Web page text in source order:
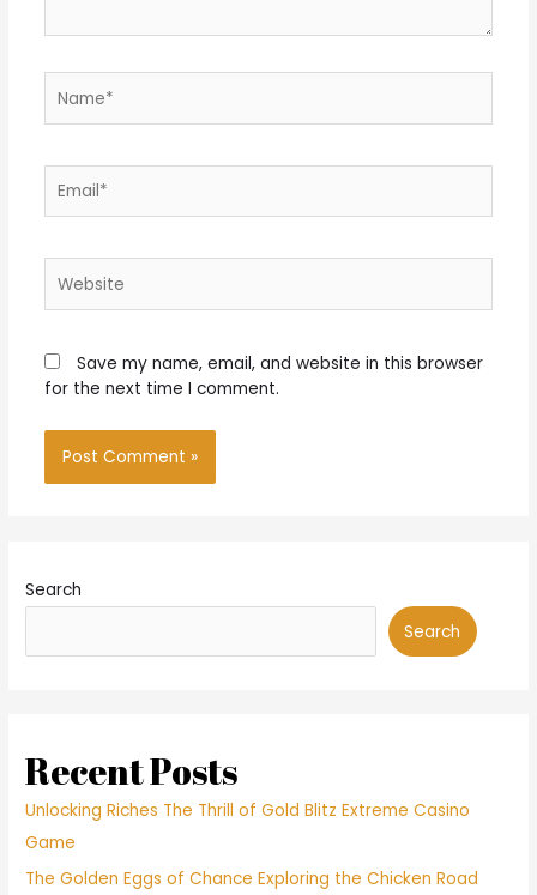
Save my name, email, and website in this browser
for the next time I comment.
Search
Search
Recent Posts
Unlocking Riches The Thrill of Gold Blitz Extreme Casino
Game
The Golden Eggs of Chance Exploring the Chicken Road